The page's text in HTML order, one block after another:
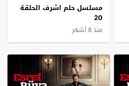
مسلسل حلم اشرف الحلقة
20
منذ 8 أشهر